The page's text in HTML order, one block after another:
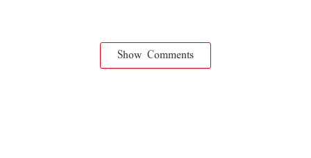
Show Comments